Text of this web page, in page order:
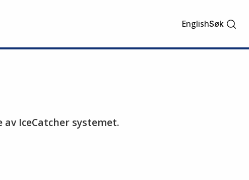
EnglishSøk
IceCatcher systemet.